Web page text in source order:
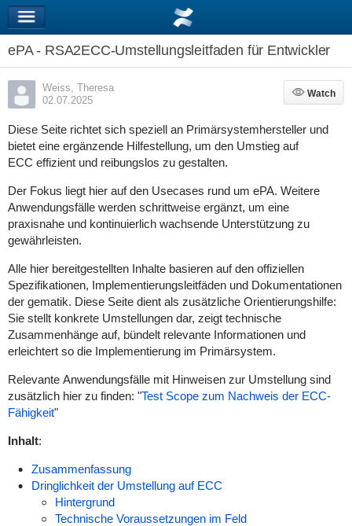
ePA - RSA2ECC-Umstellungsleitfaden für Entwickler
Weiss, Theresa
02.07.2025
Watch
Watch
Diese Seite richtet sich speziell an Primärsystemhersteller und
bietet eine ergänzende Hilfestellung, um den Umstieg auf
ECC effizient und reibungslos zu gestalten.
Der Fokus liegt hier auf den Usecases rund um ePA. Weitere
Anwendungsfälle werden schrittweise ergänzt, um eine
praxisnahe und kontinuierlich wachsende Unterstützung zu
gewährleisten.
Alle hier bereitgestellten Inhalte basieren auf den offiziellen
Spezifikationen, Implementierungsleitfäden und Dokumentationen
der gematik. Diese Seite dient als zusätzliche Orientierungshilfe:
Sie stellt konkrete Umstellungen dar, zeigt technische
Zusammenhänge auf, bündelt relevante Informationen und
erleichtert so die Implementierung im Primärsystem.
Relevante Anwendungsfälle mit Hinweisen zur Umstellung sind
zusätzlich hier zu finden: "Test Scope zum Nachweis der ECC-
Fähigkeit"
Inhalt:
Zusammenfassung
Dringlichkeit der Umstellung auf ECC
Hintergrund
Technische Voraussetzungen im Feld